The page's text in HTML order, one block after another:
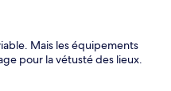
Mais les équipements
pour la vétusté des lieux.